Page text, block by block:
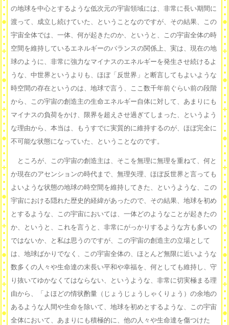
の地球を中心とするような低次元の宇宙領域には、非常に長い期間に
渡って、成立し続けていた、ということなのですが、その結果、この
宇宙全体では、一体、何が起きたのか、というと、この宇宙全体の時
空間を維持しているエネルギーのバランスの関係上、実は、現在の地
球のように、非常に強力なマイナスのエネルギーを発生させ続けるよ
うな、中世界というよりも、ほぼ「反世界」と断言してもよいような
時空間の存在というのは、地球で言う、ここ数千年前ぐらい前の段階
から、この宇宙の創造主の生命エネルギー自体に対して、あまりにも
マイナスの負荷をかけ、限界を超えさせ過ぎてしまった、というよう
な理由から、本当は、もうすでに実質的に維持するのが、ほぼ完全に
不可能な状態になっていた、ということなのです。
ところが、この宇宙の創造主は、そこを無理に無理を重ねて、何と
か現在のアセンションの時代まで、無理矢理、ほぼ反世界と言っても
よいような状態の地球の時空間を維持してきた、というような、この
宇宙における隠れた歴史的経緯があったので、その結果、地球を初め
とするような、この宇宙においては、一体どのようなことが起きたの
か、というと、これを言うと、非常にがっかりするような方も多いの
ではないか、と私は思うのですが、この宇宙の創造主の立場として
は、地球ばかりでなく、この宇宙全体の、ほとんど無限に近いような
数多くの人々や生命達の末長い平和や幸福を、何としても維持し、守
り抜いてゆかなくてはならない、というような、非常に切実極まる理
由から、「よほどの情状酌量（じょうじょうしゃくりょう）の余地の
あるような人間や生命を除いて、地球を初めとするような、この宇宙
全体において、あまりにも積極的に、他の人々や生命達を傷つけた